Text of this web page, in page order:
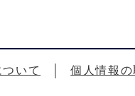
いて 個人情報